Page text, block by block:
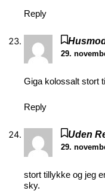
Reply
29.
Giga kolossalt stort
Reply
Uden
29.
stort tillykke og jeg
sky.